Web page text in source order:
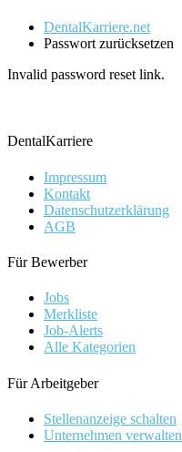
DentalKarriere.net
Passwort zurücksetzen
Invalid password reset link.
DentalKarriere
Impressum
Kontakt
Datenschutzerklärung
AGB
Für Bewerber
Jobs
Merkliste
Job-Alerts
Alle Kategorien
Für Arbeitgeber
Stellenanzeige schalten
Unternehmen verwalten